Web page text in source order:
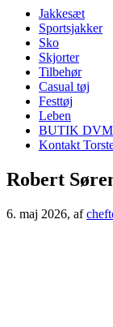
Jakkesæt
Sportsjakker
Sko
Skjorter
Tilbehør
Casual tøj
Festtøj
Leben
BUTIK DVM
Kontakt
Robert
6. maj 2026, af